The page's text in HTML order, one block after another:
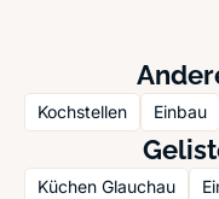
Kochstellen Einbau
Küchen Glauchau